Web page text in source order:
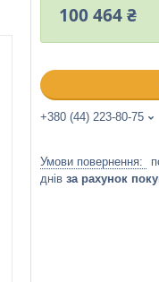
100 464 ₴
+380 (44) 223-80-75
днів за рахунок